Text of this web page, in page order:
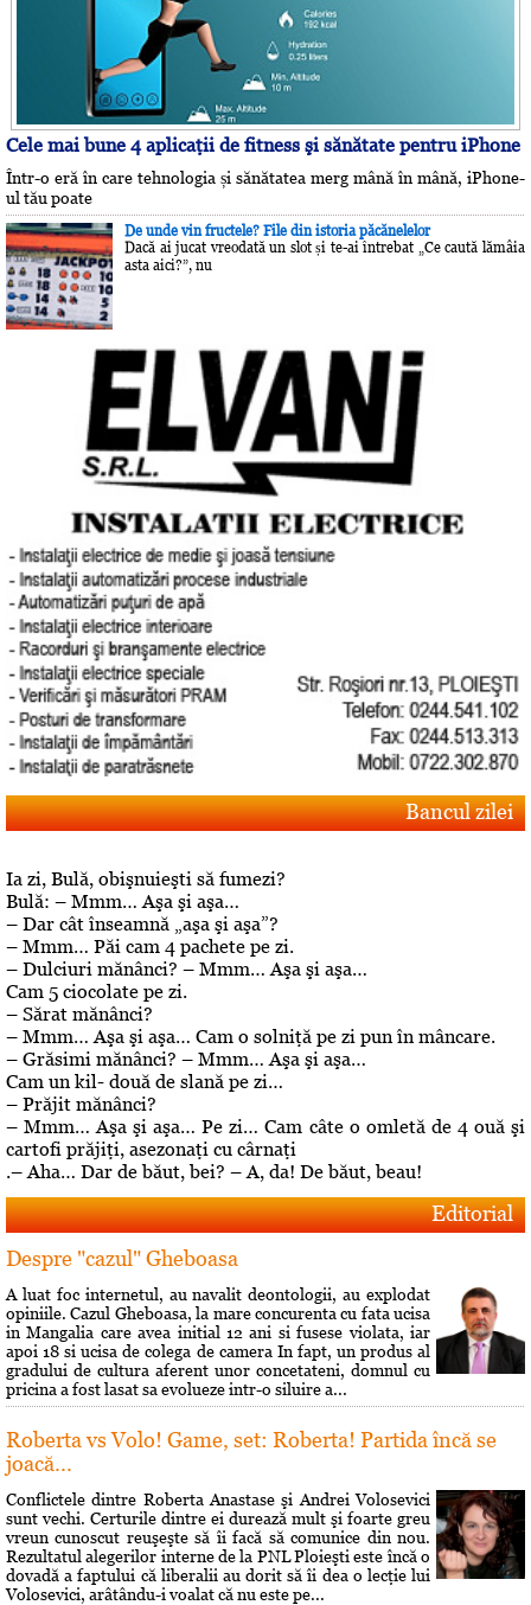
Cele mai bune 4 aplicaţii de fitness şi sănătate pentru iPhone
Într-o eră în care tehnologia și sănătatea merg mână în mână, iPhone-
ul tău poate
De unde vin fructele? File din istoria păcănelelor
Dacă ai jucat vreodată un slot și te-ai întrebat „Ce caută lămâia
asta aici?”, nu
Bancul zilei
Ia zi, Bulă, obişnuieşti să fumezi?
Bulă: – Mmm… Aşa şi aşa…
– Dar cât înseamnă „aşa şi aşa”?
– Mmm… Păi cam 4 pachete pe zi.
– Dulciuri mănânci? – Mmm… Aşa şi aşa…
Cam 5 ciocolate pe zi.
– Sărat mănânci?
– Mmm… Aşa şi aşa… Cam o solniţă pe zi pun în mâncare.
– Grăsimi mănânci? – Mmm… Aşa şi aşa…
Cam un kil- două de slană pe zi…
– Prăjit mănânci?
– Mmm… Aşa şi aşa… Pe zi… Cam câte o omletă de 4 ouă şi
cartofi prăjiţi, asezonaţi cu cârnaţi
.– Aha… Dar de băut, bei? – A, da! De băut, beau!
Editorial
Despre "cazul" Gheboasa
A luat foc internetul, au navalit deontologii, au explodat
opiniile. Cazul Gheboasa, la mare concurenta cu fata ucisa
in Mangalia care avea initial 12 ani si fusese violata, iar
apoi 18 si ucisa de colega de camera In fapt, un produs al
gradului de cultura aferent unor concetateni, domnul cu
pricina a fost lasat sa evolueze intr-o siluire a...
Roberta vs Volo! Game, set: Roberta! Partida încă se
joacă...
Conflictele dintre Roberta Anastase şi Andrei Volosevici
sunt vechi. Certurile dintre ei durează mult şi foarte greu
vreun cunoscut reuşeşte să îi facă să comunice din nou.
Rezultatul alegerilor interne de la PNL Ploieşti este încă o
dovadă a faptului că liberalii au dorit să îi dea o lecţie lui
Volosevici, arâtându-i voalat că nu este pe...